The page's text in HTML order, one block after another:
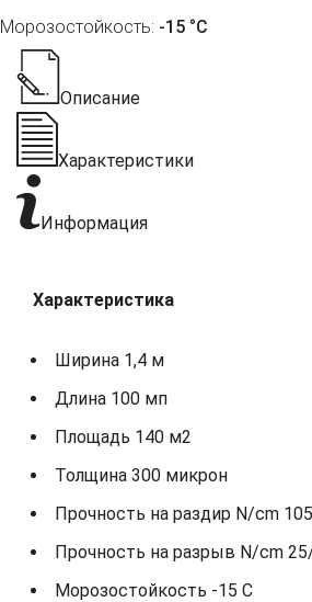
Морозостойкость: -15 °С
Описание
Характеристики
Информация
Характеристика
Ширина 1,4 м
Длина 100 мп
Площадь 140 м2
Толщина 300 микрон
Прочность на раздир N/cm
Прочность на разрыв N/cm
Морозостойкость -15 С